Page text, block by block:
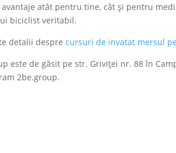
atât pentru tine, cât și pentru
biciclist veritabil.
detalii desprecursuri de invatat mersul
este de găsit pe str. Griviței nr. 88 în
2be.group.